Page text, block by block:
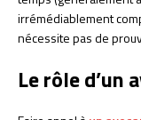
irrémédiablement
nécessite pas de
Le rôle d’un